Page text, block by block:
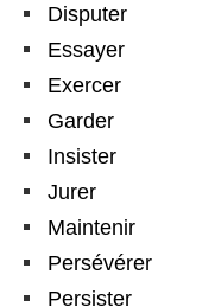
Disputer
Essayer
Exercer
Garder
Insister
Jurer
Maintenir
Persévérer
Persister